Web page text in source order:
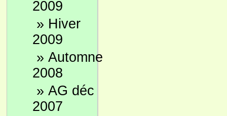
2009
» Hiver
2009
» Automne
2008
» AG déc
2007